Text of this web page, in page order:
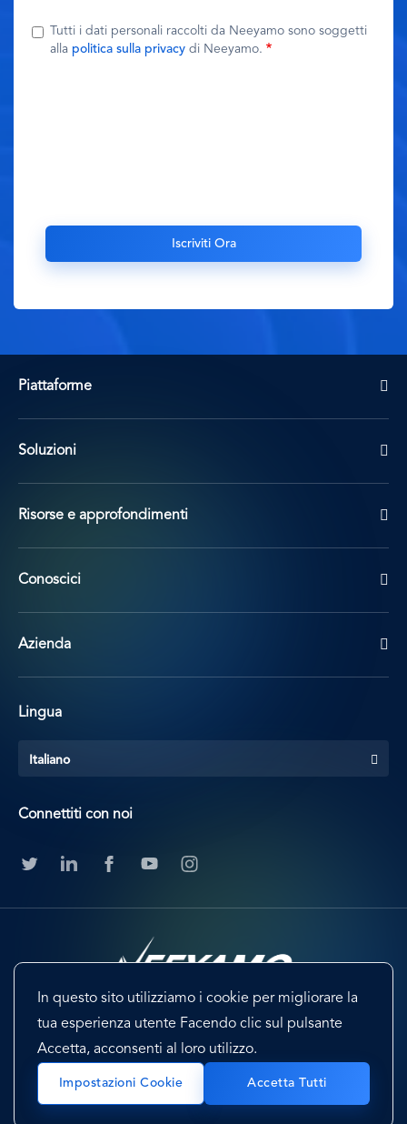
In questo sito utilizziamo i cookie per migliorare la
tua esperienza utente Facendo clic sul pulsante
Accetta, acconsenti al loro utilizzo.
Impostazioni Cookie Accetta Tutti
Tutti i dati personali raccolti da Neeyamo sono soggetti
alla politica sulla privacy di Neeyamo.
Piattaforme
Soluzioni
Risorse e approfondimenti
Conoscici
Azienda
Lingua
Italiano
Connettiti con noi
Footer Terms & Conditions Cookie Preferences
Copyright@2024 Neeyamo. All Rights Reserved.